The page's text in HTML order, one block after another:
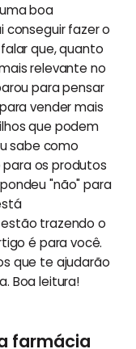
boa
conseguir fazer o
que, quanto
relevante no
para pensar
vender mais
que podem
sabe como
para os produtos
"não" para
trazendo o
é para você.
que te ajudarão
Boa leitura!
farmácia